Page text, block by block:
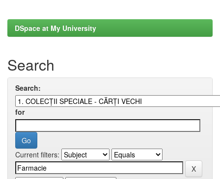
DSpace at My University
Search
Search:
for
Current filters: